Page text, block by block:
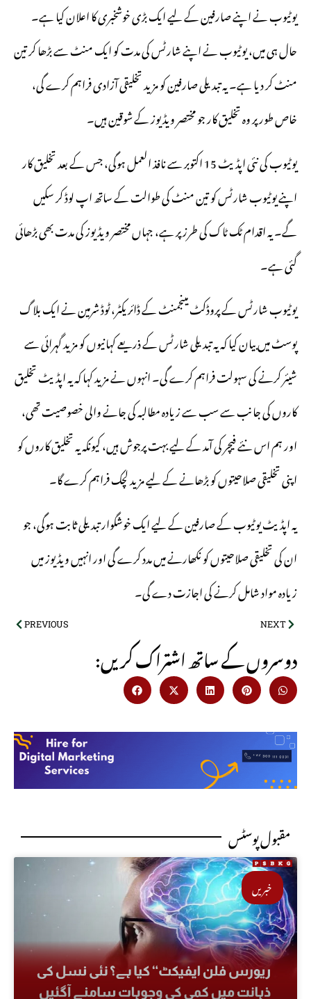
یوٹیوب نے اپنے صارفین کے لیے ایک بڑی خوشخبری کا اعلان کیا ہے۔
حال ہی میں، یوٹیوب نے اپنے شارٹس کی مدت کو ایک منٹ سے بڑھا کر تین
منٹ کر دیا ہے۔ یہ تبدیلی صارفین کو مزید تخلیقی آزادی فراہم کرے گی،
خاص طور پر وہ تخلیق کار جو مختصر ویڈیوز کے شوقین ہیں۔
یوٹیوب کی نئی اپڈیٹ 15 اکتوبر سے نافذ العمل ہوگی، جس کے بعد تخلیق کار
اپنے یوٹیوب شارٹس کو تین منٹ کی طوالت کے ساتھ اپ لوڈ کر سکیں
گے۔ یہ اقدام ٹک ٹاک کی طرز پر ہے، جہاں مختصر ویڈیوز کی مدت بھی بڑھائی
گئی ہے۔
یوٹیوب شارٹس کے پروڈکٹ مینجمنٹ کے ڈائریکٹر، ٹوڈ شرمین نے ایک بلاگ
پوسٹ میں بیان کیا کہ یہ تبدیلی شارٹس کے ذریعے کہانیوں کو مزید گہرائی سے
شیئر کرنے کی سہولت فراہم کرے گی۔ انہوں نے مزید کہا کہ یہ اپڈیٹ تخلیق
کاروں کی جانب سے سب سے زیادہ مطالبہ کی جانے والی خصوصیت تھی،
اور ہم اس نئے فیچر کی آمد کے لیے بہت پرجوش ہیں، کیونکہ یہ تخلیق کاروں کو
اپنی تخلیقی صلاحیتوں کو بڑھانے کے لیے مزید لچک فراہم کرے گا۔
یہ اپڈیٹ یوٹیوب کے صارفین کے لیے ایک خوشگوار تبدیلی ثابت ہوگی، جو
ان کی تخلیقی صلاحیتوں کو نکھارنے میں مدد کرے گی اور انہیں ویڈیوز میں
زیادہ مواد شامل کرنے کی اجازت دے گی۔
PREVIOUS NEXT
:دوسروں کے ساتھ اشتراک کریں
مقبول پوسٹس
خبریں